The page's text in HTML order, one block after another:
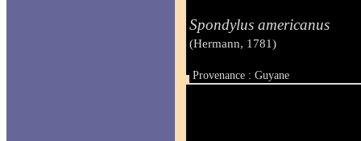
Spondylus americanus
(Hermann, 1781)
Provenance : Guyane
Taille : 170 mm